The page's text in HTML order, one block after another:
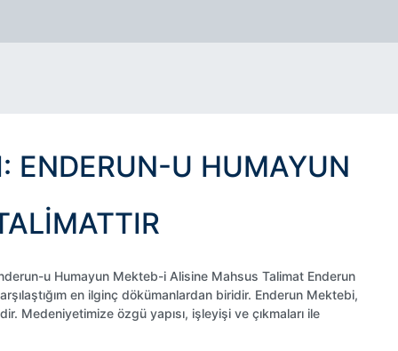
ENDERUN-U HUMAYUN
u Humayun Mekteb-i Alisine Mahsus Talimat Enderun
en ilginç dökümanlardan biridir. Enderun Mektebi,
Medeniyetimize özgü yapısı, işleyişi ve çıkmaları ile